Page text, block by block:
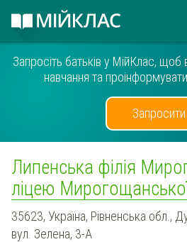
Запросіть батьків у МійКлас,
навчання та проінформувати
Запросити
Липенська філія
ліцею
35623, Україна, Рівненська обл.,
вул. Зелена, 3-А